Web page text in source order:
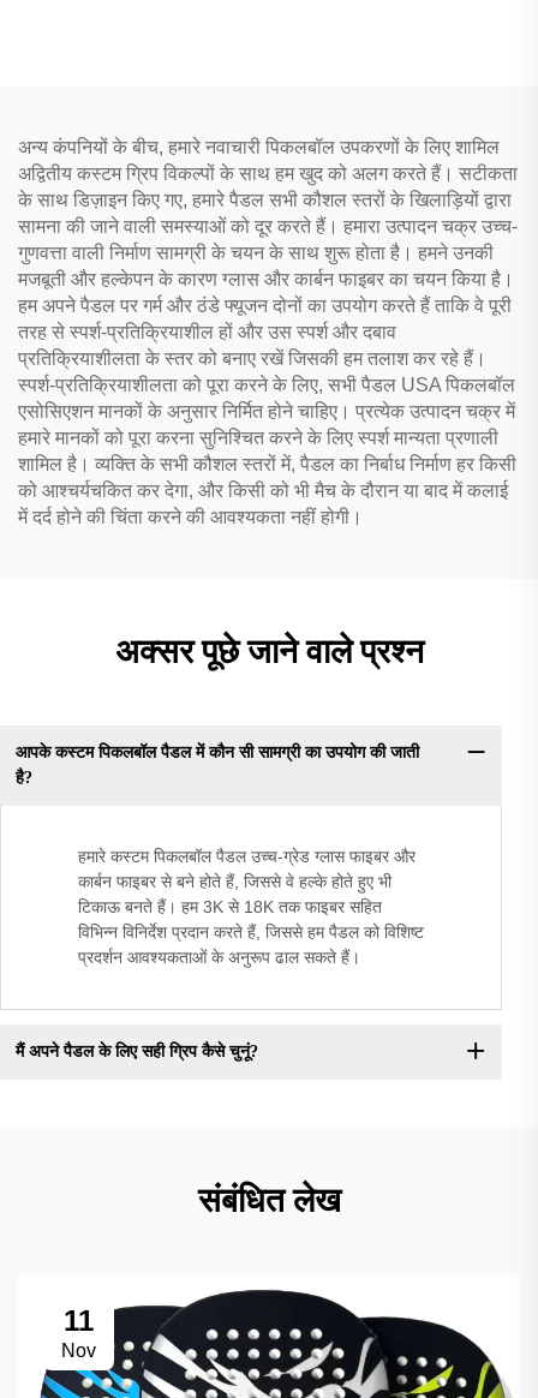
अन्य कंपनियों के बीच, हमारे नवाचारी पिकलबॉल उपकरणों के लिए शामिल
अद्वितीय कस्टम ग्रिप विकल्पों के साथ हम खुद को अलग करते हैं। सटीकता
के साथ डिज़ाइन किए गए, हमारे पैडल सभी कौशल स्तरों के खिलाड़ियों द्वारा
सामना की जाने वाली समस्याओं को दूर करते हैं। हमारा उत्पादन चक्र उच्च-
गुणवत्ता वाली निर्माण सामग्री के चयन के साथ शुरू होता है। हमने उनकी
मजबूती और हल्केपन के कारण ग्लास और कार्बन फाइबर का चयन किया है।
हम अपने पैडल पर गर्म और ठंडे फ्यूजन दोनों का उपयोग करते हैं ताकि वे पूरी
तरह से स्पर्श-प्रतिक्रियाशील हों और उस स्पर्श और दबाव
प्रतिक्रियाशीलता के स्तर को बनाए रखें जिसकी हम तलाश कर रहे हैं।
स्पर्श-प्रतिक्रियाशीलता को पूरा करने के लिए, सभी पैडल USA पिकलबॉल
एसोसिएशन मानकों के अनुसार निर्मित होने चाहिए। प्रत्येक उत्पादन चक्र में
हमारे मानकों को पूरा करना सुनिश्चित करने के लिए स्पर्श मान्यता प्रणाली
शामिल है। व्यक्ति के सभी कौशल स्तरों में, पैडल का निर्बाध निर्माण हर किसी
को आश्चर्यचकित कर देगा, और किसी को भी मैच के दौरान या बाद में कलाई
में दर्द होने की चिंता करने की आवश्यकता नहीं होगी।
अक्सर पूछे जाने वाले प्रश्न
आपके कस्टम पिकलबॉल पैडल में कौन सी सामग्री का उपयोग की जाती
है?
हमारे कस्टम पिकलबॉल पैडल उच्च-ग्रेड ग्लास फाइबर और
कार्बन फाइबर से बने होते हैं, जिससे वे हल्के होते हुए भी
टिकाऊ बनते हैं। हम 3K से 18K तक फाइबर सहित
विभिन्न विनिर्देश प्रदान करते हैं, जिससे हम पैडल को विशिष्ट
प्रदर्शन आवश्यकताओं के अनुरूप ढाल सकते हैं।
मैं अपने पैडल के लिए सही ग्रिप कैसे चुनूं?
संबंधित लेख
11
Nov